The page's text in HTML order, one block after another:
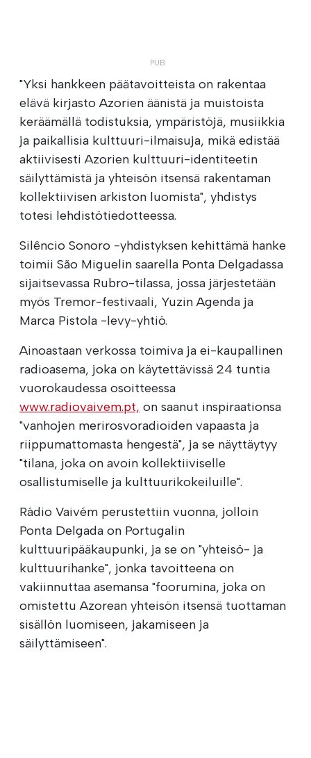
"Yksi hankkeen päätavoitteista on rakentaa
elävä kirjasto Azorien äänistä ja muistoista
keräämällä todistuksia, ympäristöjä, musiikkia
ja paikallisia kulttuuri-ilmaisuja, mikä edistää
aktiivisesti Azorien kulttuuri-identiteetin
säilyttämistä ja yhteisön itsensä rakentaman
kollektiivisen arkiston luomista", yhdistys
totesi lehdistötiedotteessa.
Silêncio Sonoro -yhdistyksen kehittämä hanke
toimii São Miguelin saarella Ponta Delgadassa
sijaitsevassa Rubro-tilassa, jossa järjestetään
myös Tremor-festivaali, Yuzin Agenda ja
Marca Pistola -levy-yhtiö.
Ainoastaan verkossa toimiva ja ei-kaupallinen
radioasema, joka on käytettävissä 24 tuntia
vuorokaudessa osoitteessa
www.radiovaivem.pt, on saanut inspiraationsa
"vanhojen merirosvoradioiden vapaasta ja
riippumattomasta hengestä", ja se näyttäytyy
"tilana, joka on avoin kollektiiviselle
osallistumiselle ja kulttuurikokeiluille".
Rádio Vaivém perustettiin vuonna, jolloin
Ponta Delgada on Portugalin
kulttuuripääkaupunki, ja se on "yhteisö- ja
kulttuurihanke", jonka tavoitteena on
vakiinnuttaa asemansa "foorumina, joka on
omistettu Azorean yhteisön itsensä tuottaman
sisällön luomiseen, jakamiseen ja
säilyttämiseen".